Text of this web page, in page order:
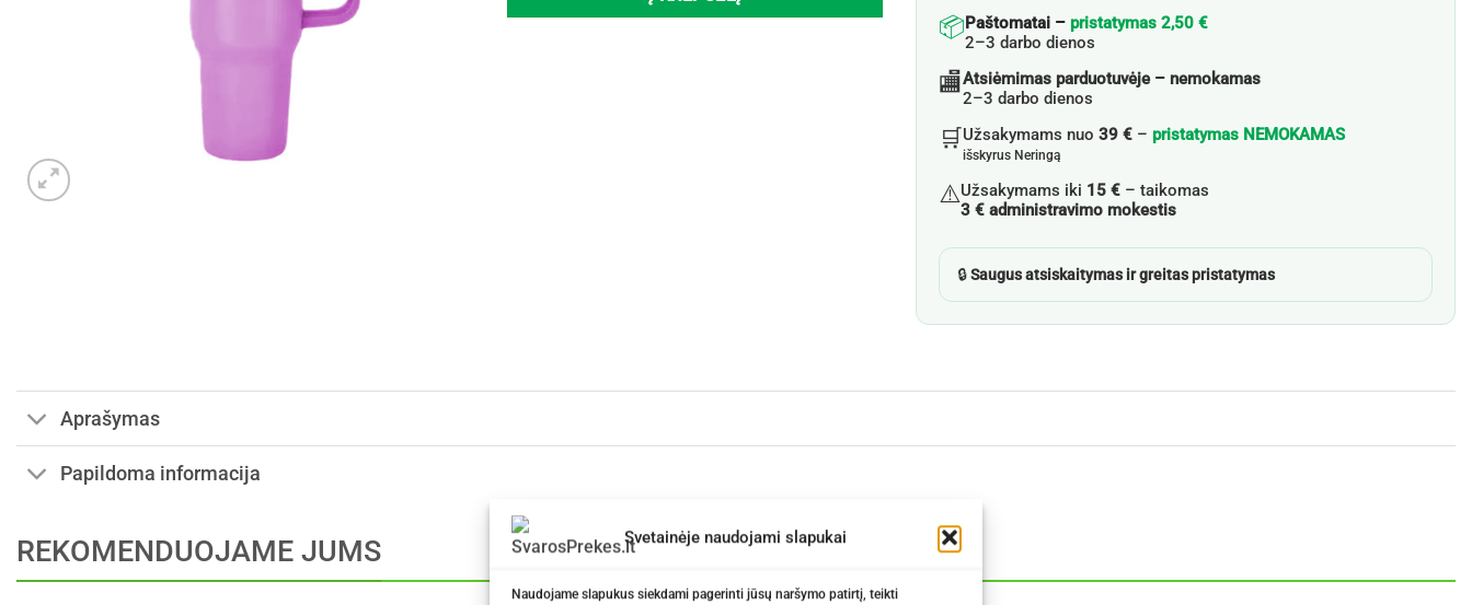
Svetainėje naudojami slapukai
Naudojame slapukus siekdami pagerinti jūsų naršymo patirtį, teikti
📦Paštomatai – pristatymas 2,50 €
2–3 darbo dienos
🏬Atsiėmimas parduotuvėje – nemokamas
2–3 darbo dienos
🛒Užsakymams nuo39 € – pristatymas NEMOKAMAS
išskyrus Neringą
⚠️Užsakymams iki 15 € – taikomas
3 € administravimo mokestis
🔒Saugus atsiskaitymas ir greitas pristatymas
Aprašymas
Papildoma informacija
REKOMENDUOJAME JUMS